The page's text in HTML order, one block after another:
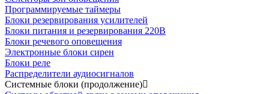
Программируемые таймеры
Блоки резервирования усилителей
Блоки питания и резервирования 220В
Блоки речевого оповещения
Электронные блоки сирен
Блоки реле
Распределители аудиосигналов
Системные блоки (продолжение)